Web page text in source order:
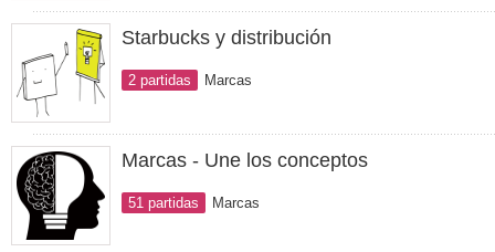
Starbucks y distribución
2 partidas Marcas
Marcas - Une los conceptos
51 partidas Marcas